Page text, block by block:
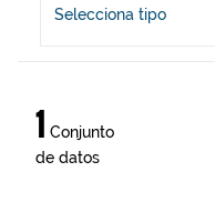
Selecciona tipo
1 Conjunto
de datos